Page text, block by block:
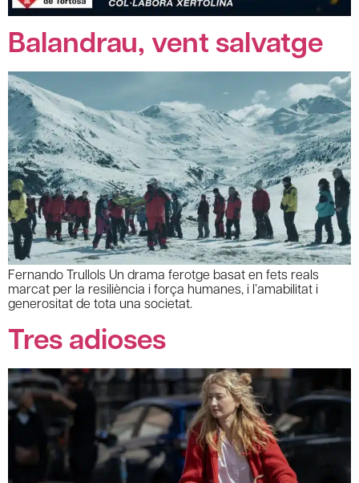
Balandrau, vent salvatge
Fernando Trullols Un drama ferotge basat en fets reals
marcat per la resiliència i força humanes, i l’amabilitat i
generositat de tota una societat.
Tres adioses